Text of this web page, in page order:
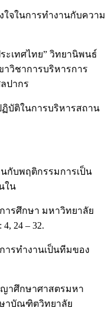
ใจในการทำงานกับความ
ะเทศไทย” วิทยานิพนธ์
วิชาการบริหารการ
ปากร
บัติในการบริหารสถาน
นกับพฤติกรรมการเป็น
ใน
ารศึกษา มหาวิทยาลัย
24 – 32.
ารทำงานเป็นทีมของ
าศึกษาศาสตรมหา
าบัณฑิตวิทยาลัย